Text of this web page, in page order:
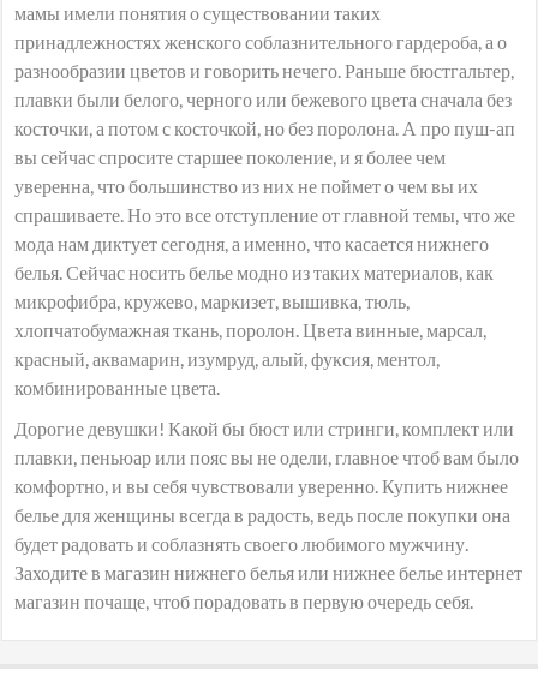
мамы имели понятия о существовании таких
принадлежностях женского соблазнительного гардероба, а о
разнообразии цветов и говорить нечего. Раньше бюстгальтер,
плавки были белого, черного или бежевого цвета сначала без
косточки, а потом с косточкой, но без поролона. А про пуш-ап
вы сейчас спросите старшее поколение, и я более чем
уверенна, что большинство из них не поймет о чем вы их
спрашиваете. Но это все отступление от главной темы, что же
мода нам диктует сегодня, а именно, что касается нижнего
белья. Сейчас носить белье модно из таких материалов, как
микрофибра, кружево, маркизет, вышивка, тюль,
хлопчатобумажная ткань, поролон. Цвета винные, марсал,
красный, аквамарин, изумруд, алый, фуксия, ментол,
комбинированные цвета.
Дорогие девушки! Какой бы бюст или стринги, комплект или
плавки, пеньюар или пояс вы не одели, главное чтоб вам было
комфортно, и вы себя чувствовали уверенно. Купить нижнее
белье для женщины всегда в радость, ведь после покупки она
будет радовать и соблазнять своего любимого мужчину.
Заходите в магазин нижнего белья или нижнее белье интернет
магазин почаще, чтоб порадовать в первую очередь себя.